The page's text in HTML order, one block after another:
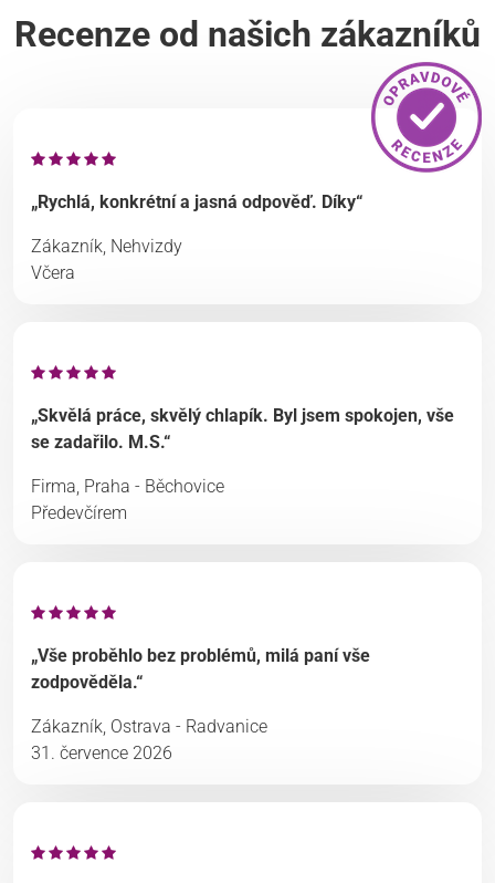
Recenze od našich zákazníků
„Rychlá, konkrétní a jasná odpověď. Díky“
Zákazník, Nehvizdy
Včera
„Skvělá práce, skvělý chlapík. Byl jsem spokojen, vše
se zadařilo. M.S.“
Firma, Praha - Běchovice
Předevčírem
„Vše proběhlo bez problémů, milá paní vše
zodpověděla.“
Zákazník, Ostrava - Radvanice
31. července 2026